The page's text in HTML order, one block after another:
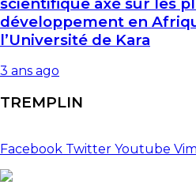
développement en
l’Université de Kara
3 ans ago
TREMPLIN
Facebook Twitter Youtube